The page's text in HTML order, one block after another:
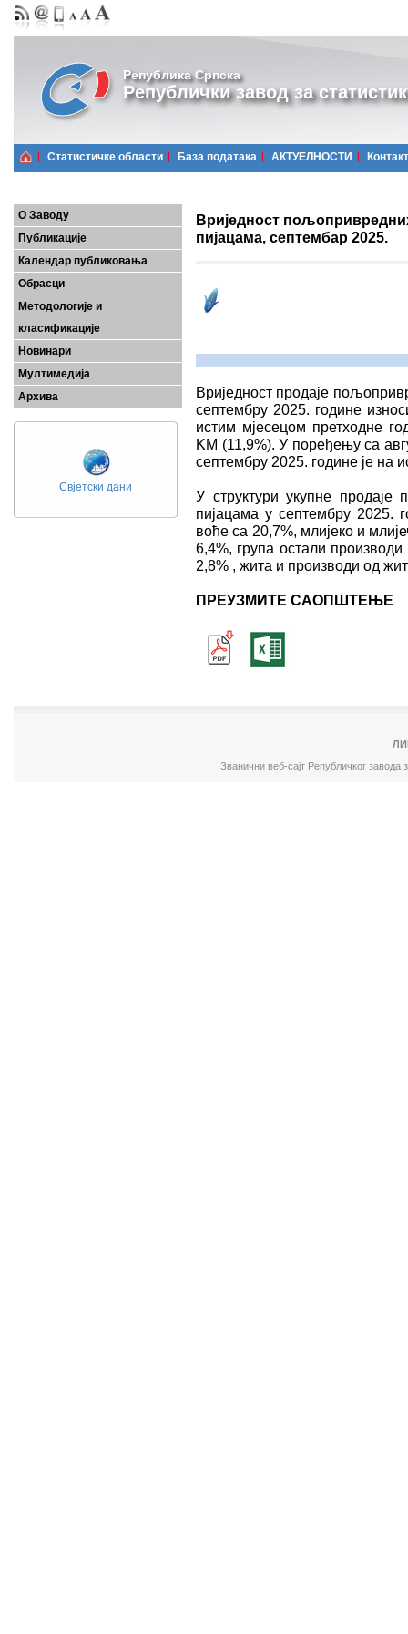
Република Српска
Републички завод за
Статистичке области Базa података АКТУЕЛНОСТИ Контакт
О Заводу
Публикације
Календар публиковања
Обрасци
Методологије и
класификације
Новинари
Мултимедија
Архива
Свјетски дани
Вриједност
пијацама, септембар 2025.
Вриједност продаjе
септембру 2025. године
истим мјесецом претходне
KМ (11,9%). У поређењу са
септембру 2025. године је на
У структури укупне
пијацама у септембру 2025.
воће са 20,7%, млијеко и
6,4%, група остали
2,8% , жита и производи од
ПРЕУЗМИТЕ САОПШТЕЊЕ
Званични веб-сајт Републичког